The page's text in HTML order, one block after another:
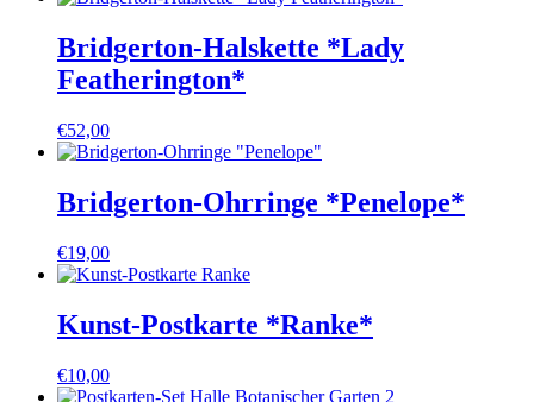
Bridgerton-Halskette *Lady
Featherington*
€52,00
Bridgerton-Ohrringe *Penelope*
€19,00
Kunst-Postkarte *Ranke*
€10,00